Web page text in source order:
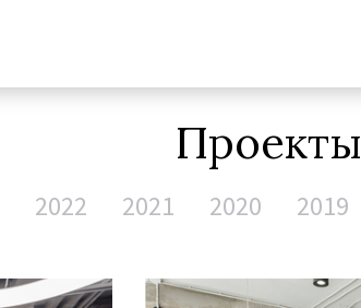
Проекты
2022 2021 2020 2019